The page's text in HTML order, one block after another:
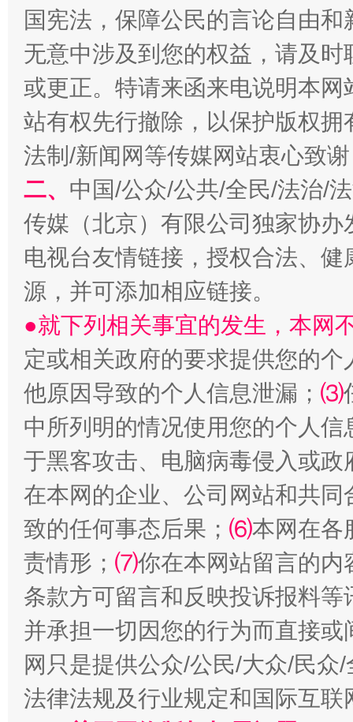
受贿1.44亿！段成刚被判无期 从幼
阿坝州三大球赛在茂县开幕 规模
国宪法，保障公民的言论自由
无意中涉及到您的权益，请及
或更正。特请来函来电说明本
站有权先行撤除，以保护版权
法制/新闻网等传媒网站衷心致
二、 中国/公众/公共/全民/法治/
传媒（北京）有限公司独家协
电视台友情链接，授权合法、
源，并可添加相应链接。
●就下列相关事宜的发生，本网
定或相关政府的要求提供您的个
他原因导致的个人信息泄漏； ⑶
中所列明的情况使用您的个人
于黑客攻击、电脑病毒侵入或
在本网的企业、公司网站和共
致的任何事态后果； ⑹本网在各
责情形； ⑺你在本网站留言的内
条款方可留言和反映投诉报料
并承担一切因您的行为而直接
网只是提供公众/公民/大众/民
法律法规及行业规定和国际互